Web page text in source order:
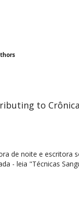
to
de noite e escritora
- leia "Técnicas